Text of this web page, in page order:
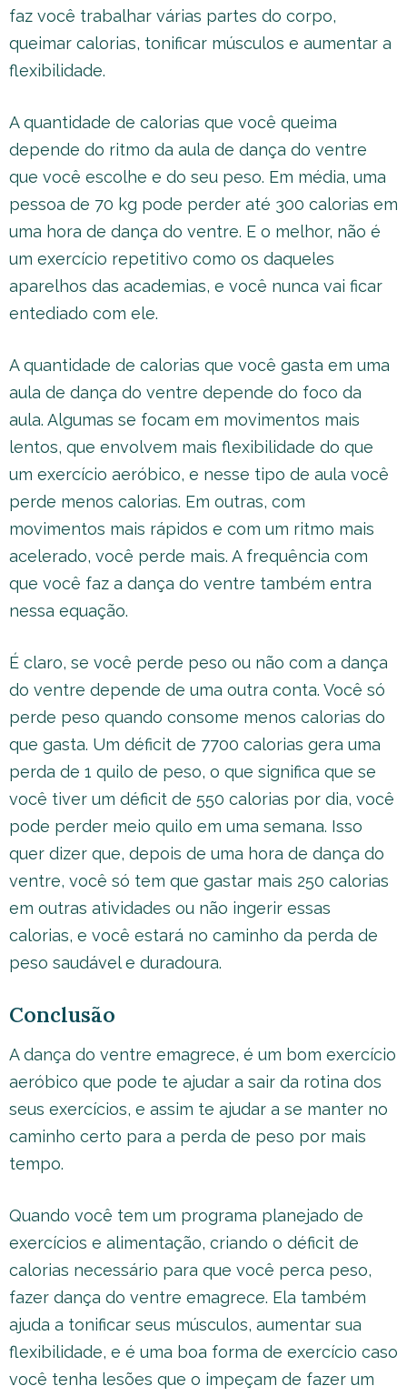
faz você trabalhar várias partes do corpo,
queimar calorias, tonificar músculos e aumentar a
flexibilidade.
A quantidade de calorias que você queima
depende do ritmo da aula de dança do ventre
que você escolhe e do seu peso. Em média, uma
pessoa de 70 kg pode perder até 300 calorias em
uma hora de dança do ventre. E o melhor, não é
um exercício repetitivo como os daqueles
aparelhos das academias, e você nunca vai ficar
entediado com ele.
A quantidade de calorias que você gasta em uma
aula de dança do ventre depende do foco da
aula. Algumas se focam em movimentos mais
lentos, que envolvem mais flexibilidade do que
um exercício aeróbico, e nesse tipo de aula você
perde menos calorias. Em outras, com
movimentos mais rápidos e com um ritmo mais
acelerado, você perde mais. A frequência com
que você faz a dança do ventre também entra
nessa equação.
É claro, se você perde peso ou não com a dança
do ventre depende de uma outra conta. Você só
perde peso quando consome menos calorias do
que gasta. Um déficit de 7700 calorias gera uma
perda de 1 quilo de peso, o que significa que se
você tiver um déficit de 550 calorias por dia, você
pode perder meio quilo em uma semana. Isso
quer dizer que, depois de uma hora de dança do
ventre, você só tem que gastar mais 250 calorias
em outras atividades ou não ingerir essas
calorias, e você estará no caminho da perda de
peso saudável e duradoura.
Conclusão
A dança do ventre emagrece, é um bom exercício
aeróbico que pode te ajudar a sair da rotina dos
seus exercícios, e assim te ajudar a se manter no
caminho certo para a perda de peso por mais
tempo.
Quando você tem um programa planejado de
exercícios e alimentação, criando o déficit de
calorias necessário para que você perca peso,
fazer dança do ventre emagrece. Ela também
ajuda a tonificar seus músculos, aumentar sua
flexibilidade, e é uma boa forma de exercício caso
você tenha lesões que o impeçam de fazer um